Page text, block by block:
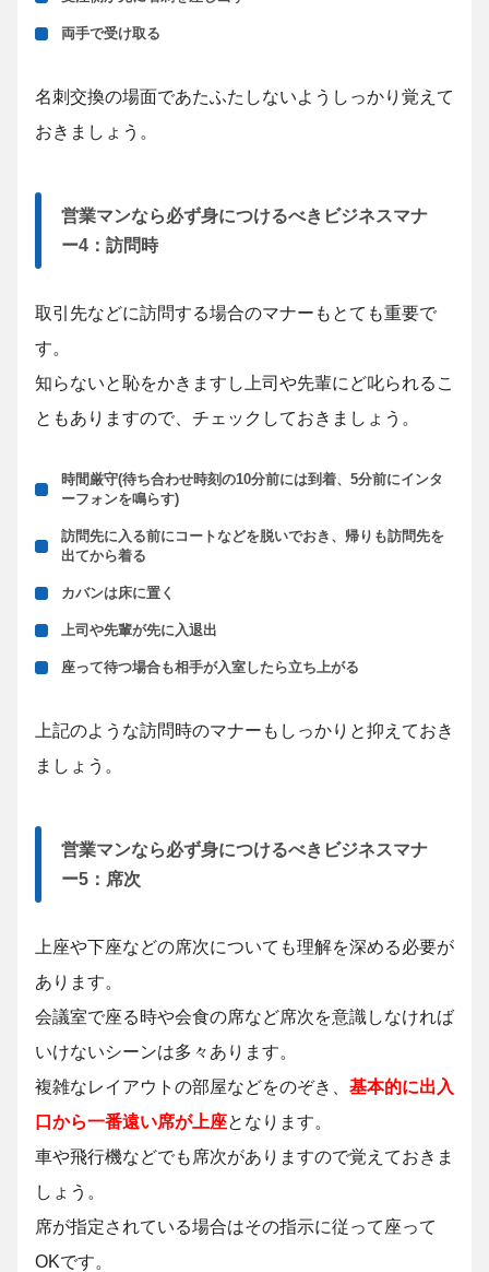
両手で受け取る
名刺交換の場面であたふたしないようしっかり覚えて
おきましょう。
営業マンなら必ず身につけるべきビジネスマナ
ー4：訪問時
取引先などに訪問する場合のマナーもとても重要で
す。
知らないと恥をかきますし上司や先輩にど叱られるこ
ともありますので、チェックしておきましょう。
時間厳守(待ち合わせ時刻の10分前には到着、5分前にインタ
ーフォンを鳴らす)
訪問先に入る前にコートなどを脱いでおき、帰りも訪問先を
出てから着る
カバンは床に置く
上司や先輩が先に入退出
座って待つ場合も相手が入室したら立ち上がる
上記のような訪問時のマナーもしっかりと抑えておき
ましょう。
営業マンなら必ず身につけるべきビジネスマナ
ー5：席次
上座や下座などの席次についても理解を深める必要が
あります。
会議室で座る時や会食の席など席次を意識しなければ
いけないシーンは多々あります。
複雑なレイアウトの部屋などをのぞき、 基本的に出入
口から一番遠い席が上座となります。
車や飛行機などでも席次がありますので覚えておきま
しょう。
席が指定されている場合はその指示に従って座って
OKです。